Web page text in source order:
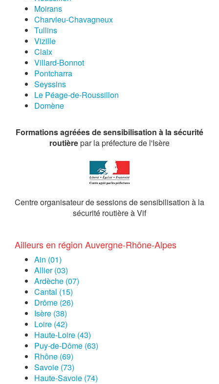
Moirans
Charvieu-Chavagneux
Tullins
Vizille
Claix
Villard-Bonnot
Pontcharra
Seyssins
Le Péage-de-Roussillon
Domène
Formations agréées de sensibilisation à la sécurité
routièrepar la préfecture de l'Isère
Centre organisateur de sessions de sensibilisation à la
sécurité routière à Vif
Ailleurs en région Auvergne-Rhône-Alpes
Ain (01)
Allier (03)
Ardèche (07)
Cantal (15)
Drôme (26)
Isère (38)
Loire (42)
Haute-Loire (43)
Puy-de-Dôme (63)
Rhône (69)
Savoie (73)
Haute-Savoie (74)